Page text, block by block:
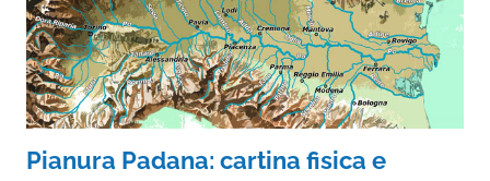
Pianura Padana: cartina fisica e